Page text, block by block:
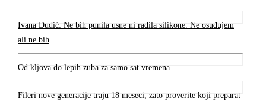
Ivana Dudić: Ne bih punila usne ni radila silikone. Ne osuđujem
ali ne bih
Od kljova do lepih zuba za samo sat vremena
Fileri nove generacije traju 18 meseci, zato proverite koji preparat